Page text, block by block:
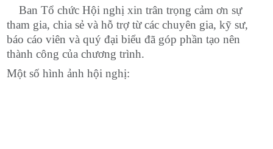
Ban Tổ chức Hội nghị xin trân trọng cảm ơn sự
tham gia, chia sẻ và hỗ trợ từ các chuyên gia, kỹ sư,
báo cáo viên và quý đại biểu đã góp phần tạo nên
thành công của chương trình.
Một số hình ảnh hội nghị: